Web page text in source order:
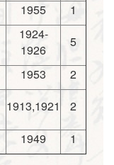
1955
1
1924-
1926
5
1953
2
1913,1921
2
1949 1